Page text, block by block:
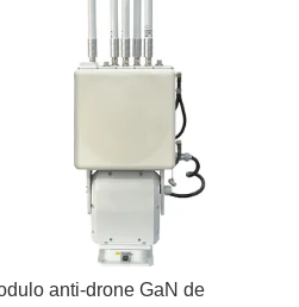
anti-drone GaN de